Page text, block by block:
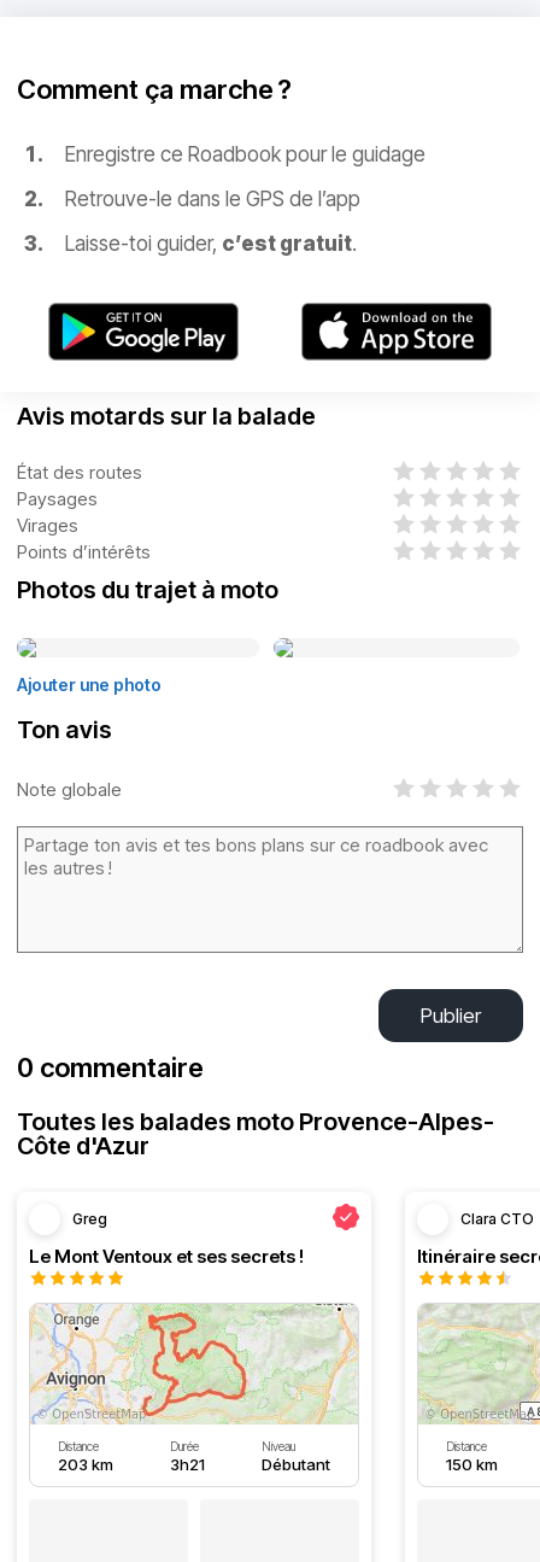
Comment ça marche ?
Enregistre ce Roadbook pour le guidage
Retrouve-le dans le GPS de l’app
Laisse-toi guider, c’est gratuit.
Avis motards sur la balade
État des routes
Paysages
Virages
Points d’intérêts
Photos du trajet à moto
Ajouter une photo
Ton avis
Note globale
Publier
0 commentaire
Toutes les balades moto Provence-Alpes-
Côte d'Azur
Greg
Le Mont Ventoux et ses secrets !
Distance
203 km
Durée
3h21
Niveau
Débutant
Clara CTO
Distance
150 km